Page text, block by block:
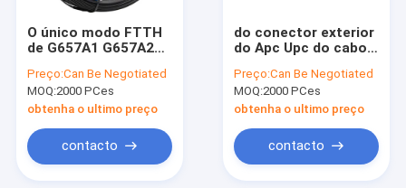
O único modo FTTH
de G657A1 G657A2
Apc do cabo LSZH ao
cabo do remendo do
Upc
Preço:Can Be Negotiated
MOQ:2000 PCes
obtenha o ultimo preço
contacto
do conector exterior
do Apc Upc do cabo
ótica do cabo de
remendo G652d de
2mm único modo
Preço:Can Be Negotiated
MOQ:2000 PCes
obtenha o ultimo preço
contacto